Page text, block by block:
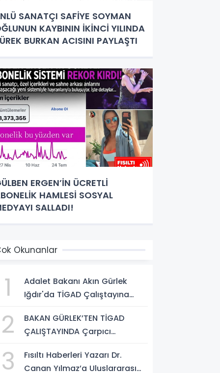
SANATÇI SAFİYE SOYMAN
KAYBININ İKİNCİ YILINDA
BURKAN ACISINI PAYLAŞTI
ERGEN’İN ÜCRETLİ
HAMLESİ SOSYAL
SALLADI!
Okunanlar
1
Adalet Bakanı Akın Gürlek
Iğdır'da TİGAD Çalıştayına
Sosyal Medya Düzenlemesi
Mesajı
2
BAKAN GÜRLEK’TEN TİGAD
ÇALIŞTAYINDA Çarpıcı
Yeni Bir Aydınlığa Uyanacağız"
3
Fısıltı Haberleri Yazarı Dr.
Canan Yılmaz’a Uluslararası